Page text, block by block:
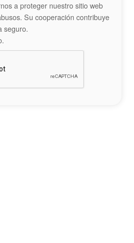
a proteger nuestro sitio web
Su cooperación contribuye
seguro.